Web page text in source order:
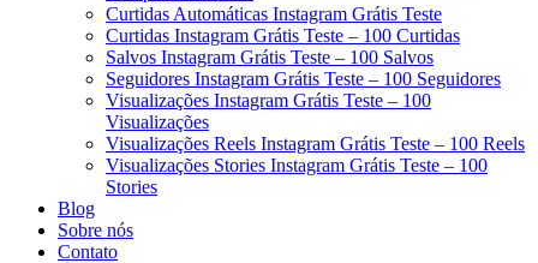
Curtidas Automáticas Instagram Grátis Teste
Curtidas Instagram Grátis Teste – 100 Curtidas
Salvos Instagram Grátis Teste – 100 Salvos
Seguidores Instagram Grátis Teste – 100 Seguidores
Visualizações Instagram Grátis Teste – 100
Visualizações
Visualizações Reels Instagram Grátis Teste – 100 Reels
Visualizações Stories Instagram Grátis Teste – 100
Stories
Blog
Sobre nós
Contato